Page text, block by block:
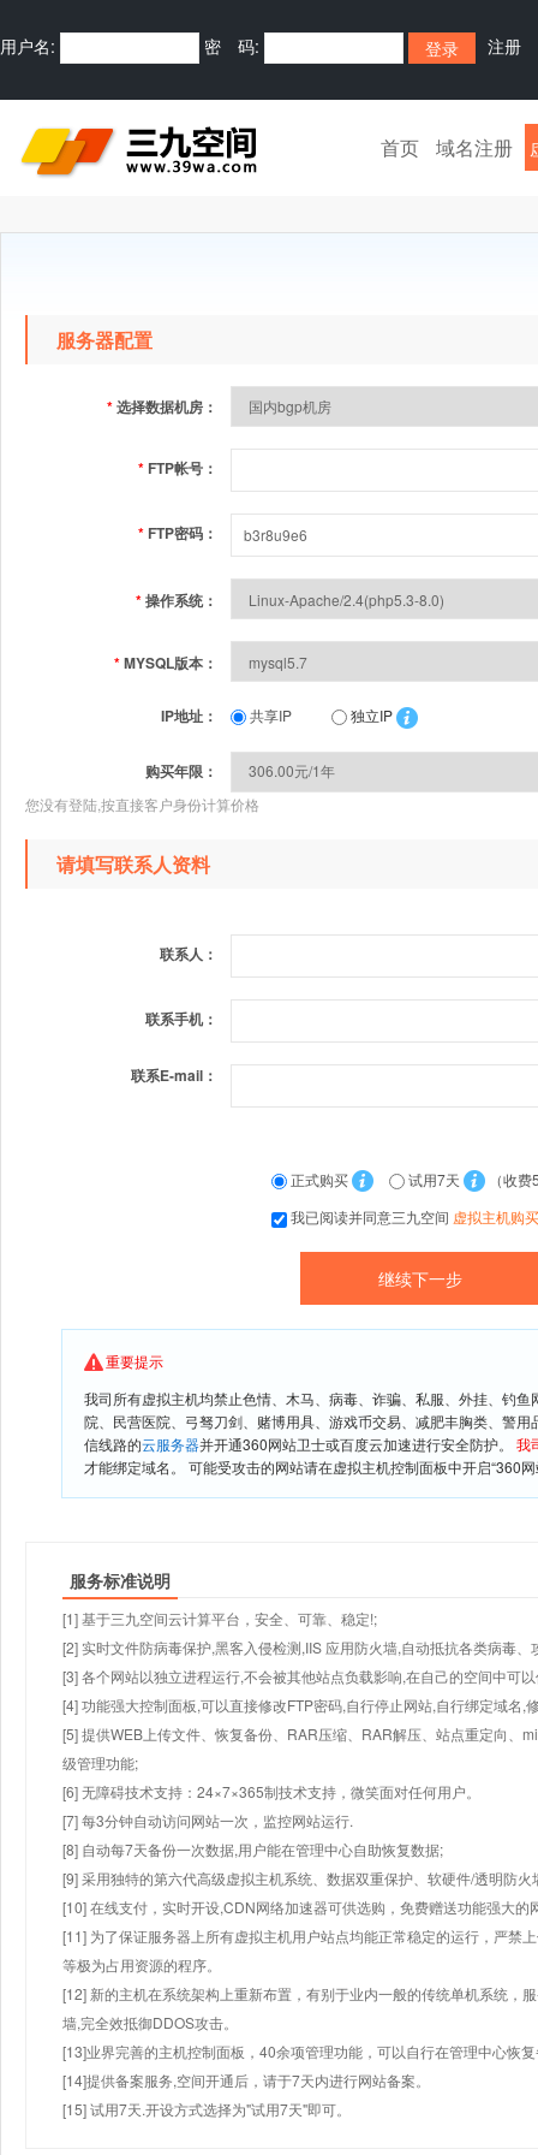
用户名: 密 码: 注册
首页 域名注册
服务器配置
*选择数据机房：
* FTP帐号：
* FTP密码：
*操作系统：
*MYSQL版本：
IP地址： 共享IP 独立IP
购买年限：
您没有登陆,按直接客户身份计算价格
请填写联系人资料
联系人：
联系手机：
联系E-mail：
正式购买 试用7天
（收费
我已阅读并同意三九空间 虚拟主机购
重要提示
我司所有虚拟主机均禁止色情、木马、病毒、诈骗、私服、外挂、钓
院、民营医院、弓驽刀剑、赌博用具、游戏币交易、减肥丰胸类、警
信线路的云服务器并开通360网站卫士或百度云加速进行安全防护。 我
才能绑定域名。 可能受攻击的网站请在虚拟主机控制面板中开启“360
服务标准说明
[1] 基于三九空间云计算平台，安全、可靠、稳定!;
[2] 实时文件防病毒保护,黑客入侵检测,IIS 应用防火墙,自动抵抗各类病毒、
[3] 各个网站以独立进程运行,不会被其他站点负载影响,在自己的空间中可
[4] 功能强大控制面板,可以直接修改FTP密码,自行停止网站,自行绑定域名,
[5] 提供WEB上传文件、恢复备份、RAR压缩、RAR解压、站点重定向、
级管理功能;
[6] 无障碍技术支持：24×7×365制技术支持，微笑面对任何用户。
[7] 每3分钟自动访问网站一次，监控网站运行.
[8] 自动每7天备份一次数据,用户能在管理中心自助恢复数据;
[9] 采用独特的第六代高级虚拟主机系统、数据双重保护、软硬件/透明防火
[10] 在线支付，实时开设,CDN网络加速器可供选购，免费赠送功能强大
[11] 为了保证服务器上所有虚拟主机用户站点均能正常稳定的运行，严禁
等极为占用资源的程序。
[12] 新的主机在系统架构上重新布置，有别于业内一般的传统单机系统，
墙,完全效抵御DDOS攻击。
[13]业界完善的主机控制面板，40余项管理功能，可以自行在管理中心恢
[14]提供备案服务,空间开通后，请于7天内进行网站备案。
[15] 试用7天.开设方式选择为"试用7天"即可。